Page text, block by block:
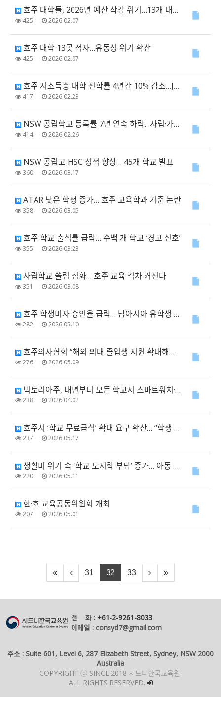
호주 대학들, 2026년 예산 삭감 위기…13개 대학 적자·재정 압박 심화
425 2026.02.07
호주 대학 13곳 적자…유동성 위기 확산
425 2026.02.07
호주 저소득층 대학 진학률 4년간 10% 감소…JRG 제도 논란 확산
417 2026.02.23
NSW 공립학교 등록률 7년 연속 하락…사립·가톨릭 학교는 역대 최고
414 2026.02.26
NSW 공립고 HSC 성적 향상… 45개 학교 발표
360 2026.03.17
ATAR 낮은 학생 증가… 호주 교육학과 기준 논란
358 2026.03.05
호주 학교 출석률 급락… 수백 개 학교 ‘경고 신호’
355 2026.03.23
사립학교 쏠림 심화… 호주 교육 격차 커진다
351 2026.03.08
호주 학생비자 승인율 급락… 남아시아 유학생 직격탄
282 2026.05.10
호주의사협회 “해외 의대 졸업생 지원 확대해야”… 비자·정착 제도 개선 촉구
276 2026.05.09
빅토리아주, 내년부터 모든 학교서 스마트워치·헤드폰 사용 금지
238 2026.04.02
호주서 ‘학교 무료급식’ 확대 요구 확산… “학생 건강·학습에 필수”
237 2026.05.17
생활비 위기 속 ‘학교 도시락 부담’ 증가… 아동 빈곤 우려 확산
220 2026.05.11
한·호 교육공동위원회 개최
207 2026.05.01
31 32 33
전 화 : +61-2-9261-8033
이메일 : consyd7@gmail.com
주소 : Suite 601, Level 6, 287 Elizabeth Street, Sydney, NSW 2000
Australia
COPYRIGHT ⓒ SINCE 2018 시드니한국교육원.
ALL RIGHTS RESERVED.